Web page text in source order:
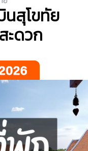
นสุโขทัย
ะดวก